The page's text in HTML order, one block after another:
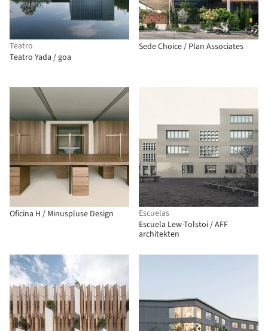
Teatro
Teatro Yada / goa
Sede Choice / Plan Associates
Oficina H / Minuspluse Design
Escuelas
Escuela Lew-Tolstoi / AFF
architekten